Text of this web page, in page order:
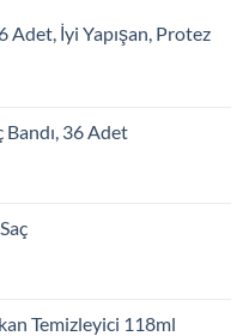
Adet, İyi Yapışan, Protez
Bandı, 36 Adet
Temizleyici 118ml